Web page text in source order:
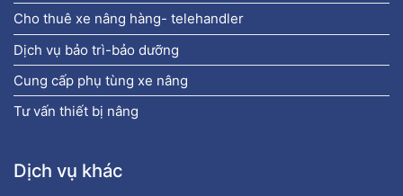
Cho thuê xe nâng hàng- telehandler
Dịch vụ bảo trì-bảo dưỡng
Cung cấp phụ tùng xe nâng
Tư vấn thiết bị nâng
Dịch vụ khác